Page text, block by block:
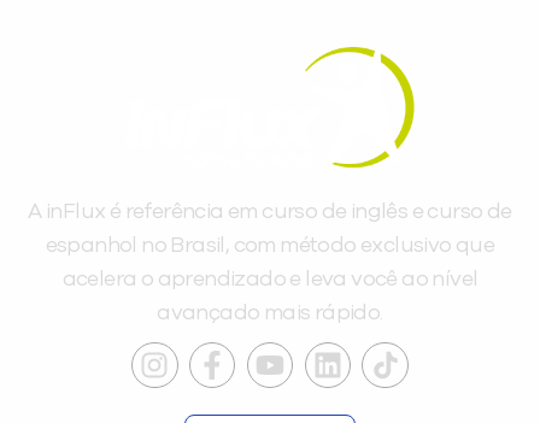
A inFlux é referência em curso de inglês e curso de
espanhol no Brasil, com método exclusivo que
acelera o aprendizado e leva você ao nível
avançado mais rápido.